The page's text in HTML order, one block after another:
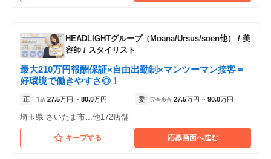
HEADLIGHTグループ（Moana/Ursus/soen他） / 美
容師 / スタイリスト
最大210万円報酬保証×自由出勤制×マンツーマン接客＝
好環境で働きやすさ◎！
正 月給 27.5万円 ~ 80.0万円 委 完全歩合 27.5万円 ~ 90.0万円
埼玉県 さいたま市...他172店舗
キープする 応募画面へ進む